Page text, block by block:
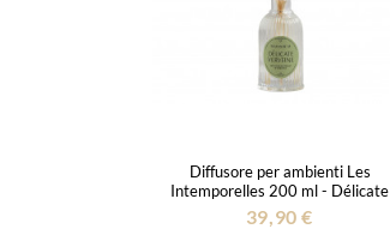
Diffusore per ambienti Les
Intemporelles 200 ml - Délicate
Verveine
39,90 €